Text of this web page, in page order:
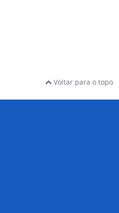
Voltar para o topo